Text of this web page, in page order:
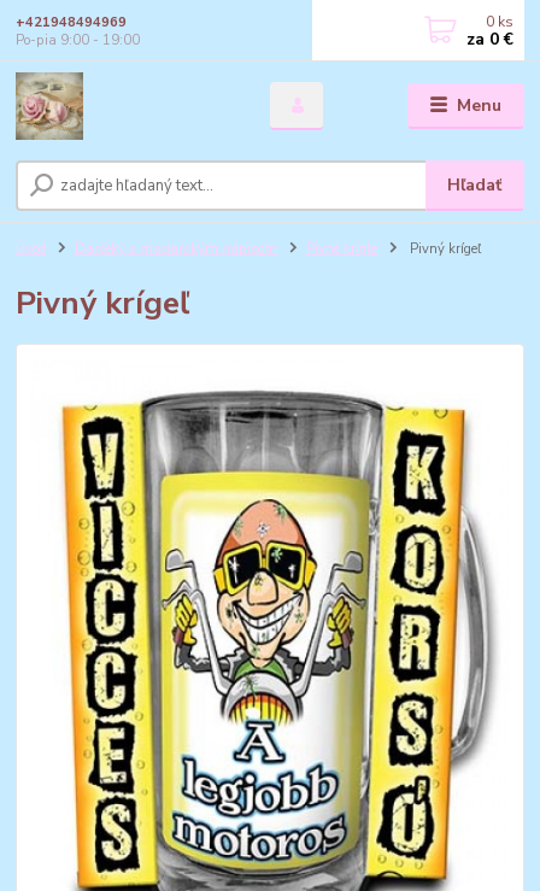
Menu
Hľadať
+421948494969
Po-pia 9:00 - 19:00
0 ks
za 0 €
Úvod Darčeky s maďarským nápisom Pivné krígle Pivný krígeľ
Pivný krígeľ